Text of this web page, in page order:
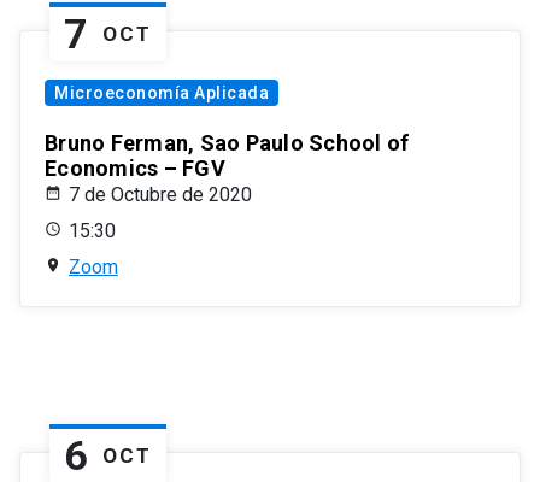
7 OCT
Microeconomía Aplicada
Bruno Ferman, Sao Paulo School of
Economics – FGV
7 de Octubre de 2020
15:30
Zoom
6 OCT